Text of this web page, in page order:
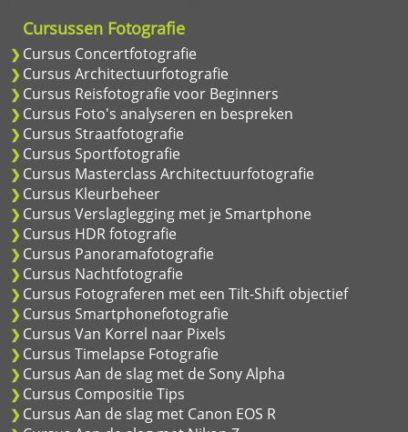
Cursussen Fotografie
Cursus Concertfotografie
Cursus Architectuurfotografie
Cursus Reisfotografie voor Beginners
Cursus Foto's analyseren en bespreken
Cursus Straatfotografie
Cursus Sportfotografie
Cursus Masterclass Architectuurfotografie
Cursus Kleurbeheer
Cursus Verslaglegging met je Smartphone
Cursus HDR fotografie
Cursus Panoramafotografie
Cursus Nachtfotografie
Cursus Fotograferen met een Tilt-Shift objectief
Cursus Smartphonefotografie
Cursus Van Korrel naar Pixels
Cursus Timelapse Fotografie
Cursus Aan de slag met de Sony Alpha
Cursus Compositie Tips
Cursus Aan de slag met Canon EOS R